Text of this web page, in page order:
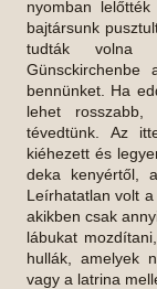
nyomban
bajtársunk
tudták volna
bennünket. Ha
lehet
tévedtünk. Az
kiéhezett és
deka kenyértől,
Leírhatatlan volt
akikben csak
lábukat
hullák, amelyek
vagy a latrina